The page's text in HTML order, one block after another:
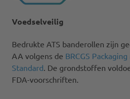
Voedselveilig
Bedrukte ATS banderollen zijn
AA volgens de BRCGS
Standard. De grondstoffen
FDA-voorschriften.​